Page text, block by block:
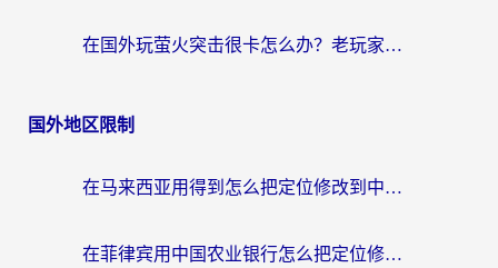
在国外玩萤火突击很卡怎么办？老玩家亲测有效的加速器选择指南
国外地区限制
在马来西亚用得到怎么把定位修改到中国国内？留学生亲测有效的追剧看片攻略
在菲律宾用中国农业银行怎么把定位修改到中国国内？海外华人必看的数字生活解决方案